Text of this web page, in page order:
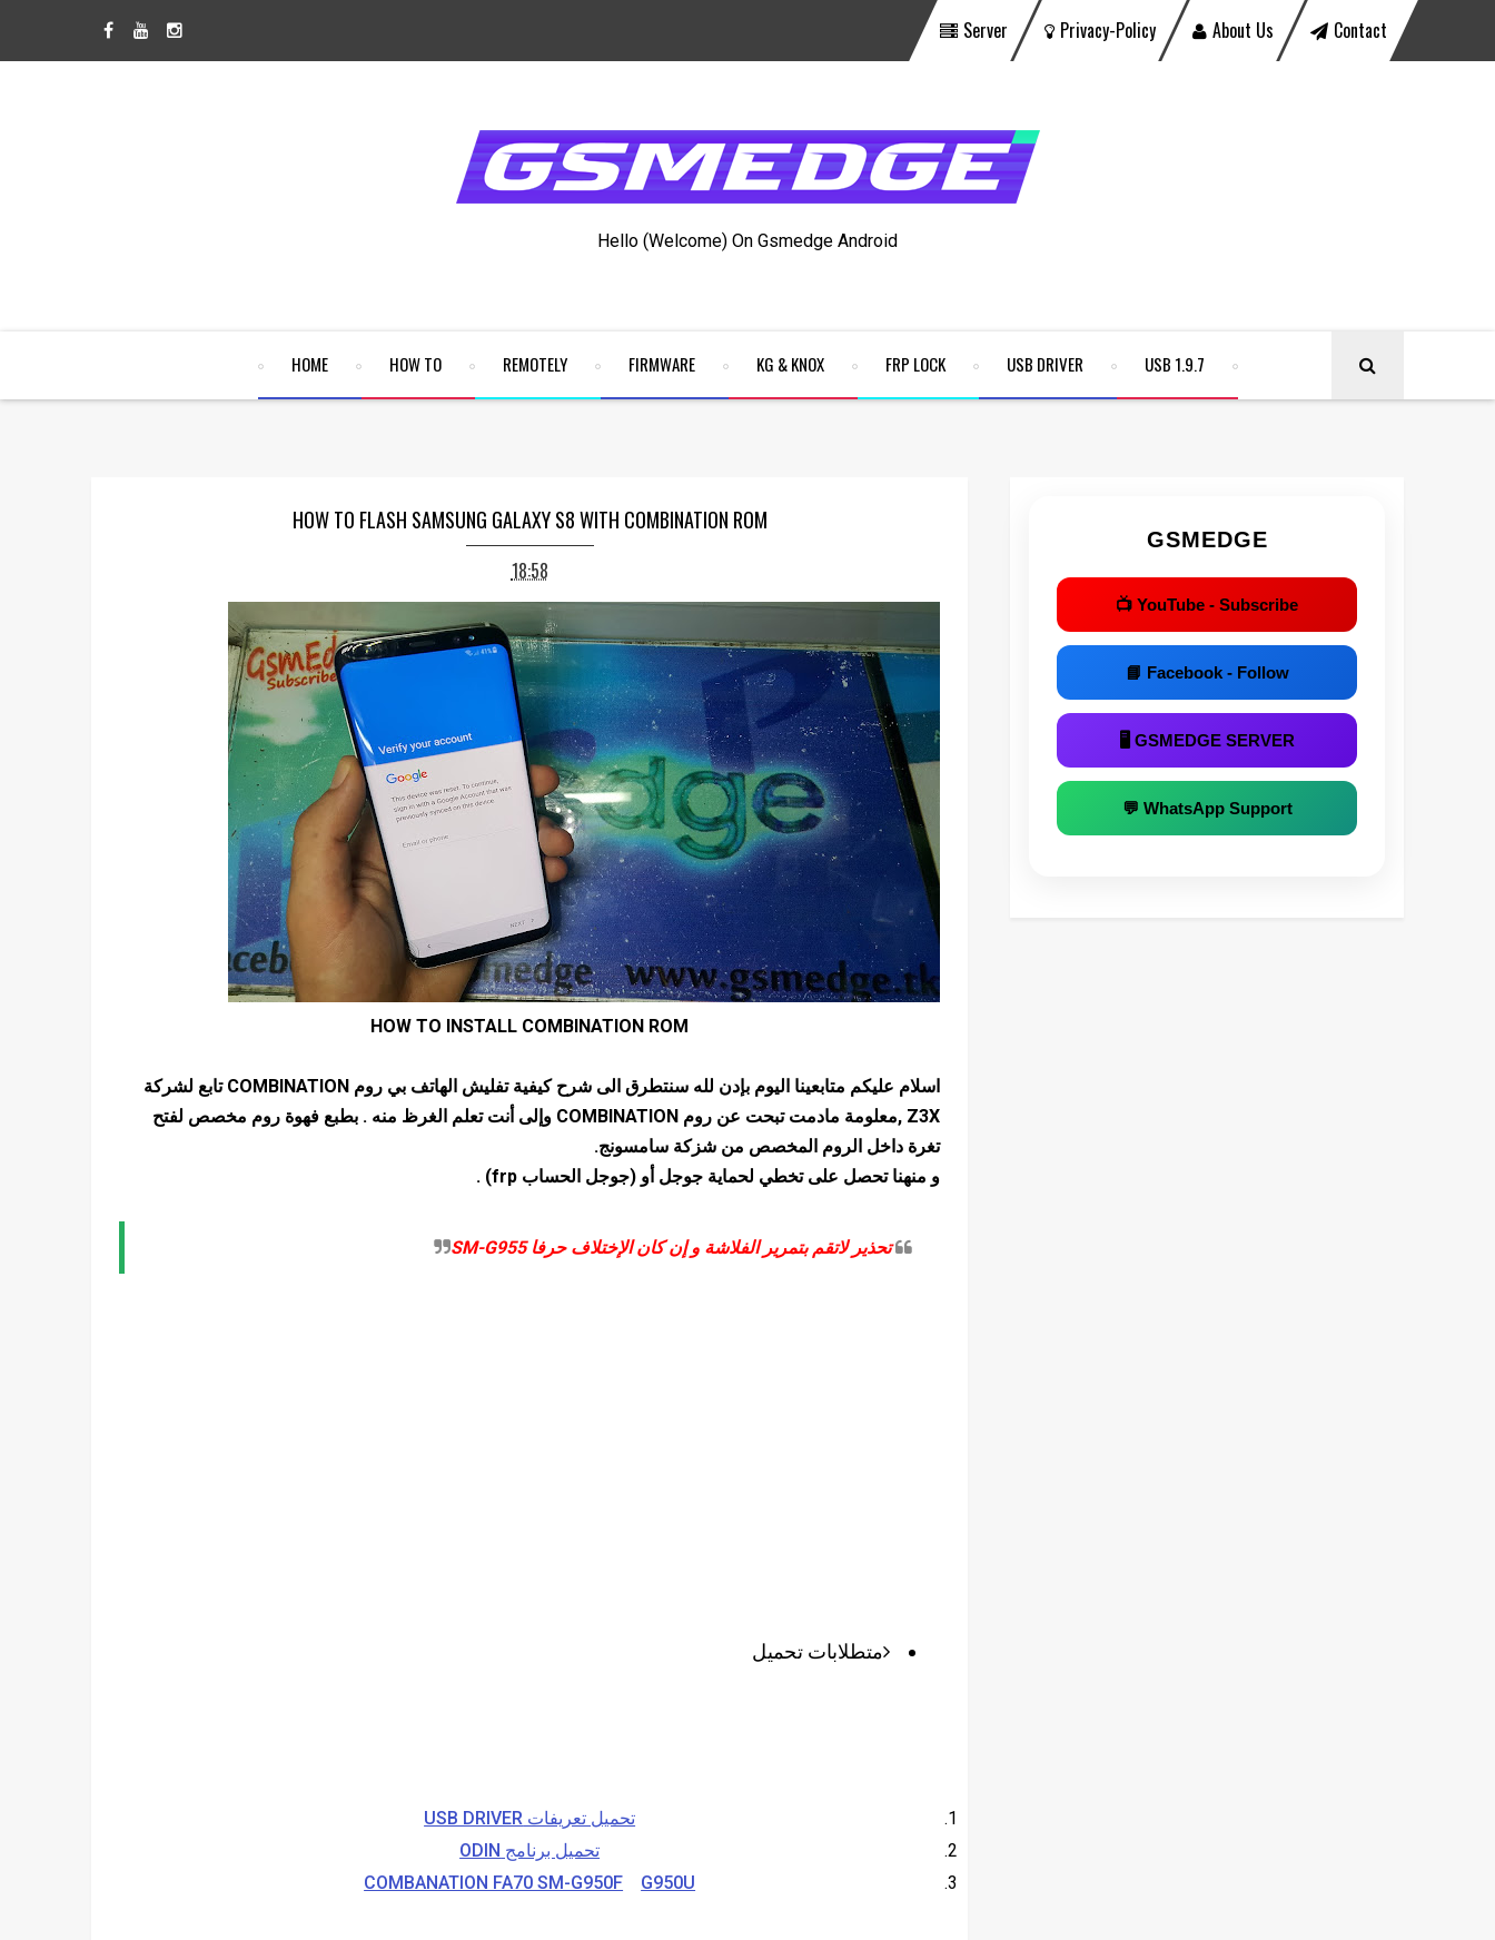
Server Privacy-Policy About Us Contact
Hello (Welcome) On Gsmedge Android
HOME HOW TO REMOTELY FIRMWARE KG & KNOX FRP LOCK USB DRIVER USB 1.9.7
HOW TO FLASH SAMSUNG GALAXY S8 WITH COMBINATION ROM
18:58
HOW TO INSTALL COMBINATION ROM
اسلام عليكم متابعينا اليوم بإدن لله سنتطرق الى شرح كيفية تفليش الهاتف بي روم COMBINATION تابع لشركة
Z3X ,معلومة مادمت تبحت عن روم COMBINATION وإلى أنت تعلم الغرظ منه . بطبع فهوة روم مخصص لفتح
تغرة داخل الروم المخصص من شزكة سامسونج.
و منهنا تحصل على تخطي لحماية جوجل أو (جوجل الحساب frp) .
تحذير لاتقم بتمرير الفلاشة و إن كان الإختلاف حرفا SM-G955
متطلابات تحميل
تحميل تعريفات USB DRIVER
تحميل برنامج ODIN
COMBANATION FA70 SM-G950F
G950U
GSMEDGE
📺 YouTube - Subscribe
📘 Facebook - Follow
🖥 GSMEDGE SERVER
💬 WhatsApp Support